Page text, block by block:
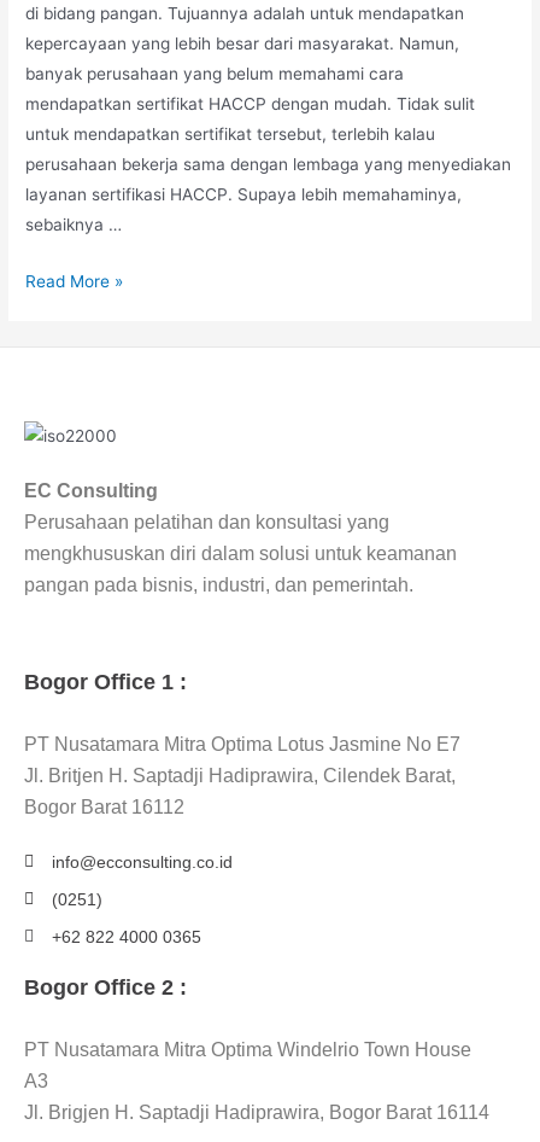
di bidang pangan. Tujuannya adalah untuk mendapatkan
kepercayaan yang lebih besar dari masyarakat. Namun,
banyak perusahaan yang belum memahami cara
mendapatkan sertifikat HACCP dengan mudah. Tidak sulit
untuk mendapatkan sertifikat tersebut, terlebih kalau
perusahaan bekerja sama dengan lembaga yang menyediakan
layanan sertifikasi HACCP. Supaya lebih memahaminya,
sebaiknya …
Read More »
EC Consulting
Perusahaan pelatihan dan konsultasi yang
mengkhususkan diri dalam solusi untuk keamanan
pangan pada bisnis, industri, dan pemerintah.
Bogor Office 1 :
PT Nusatamara Mitra Optima Lotus Jasmine No E7
Jl. Britjen H. Saptadji Hadiprawira, Cilendek Barat,
Bogor Barat 16112
info@ecconsulting.co.id
(0251)
+62 822 4000 0365
Bogor Office 2 :
PT Nusatamara Mitra Optima Windelrio Town House
A3
Jl. Brigjen H. Saptadji Hadiprawira, Bogor Barat 16114